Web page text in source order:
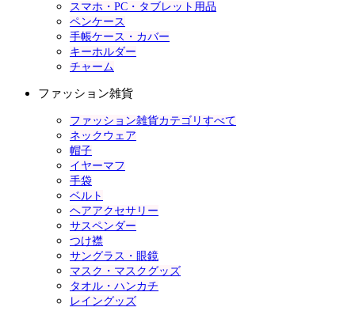
スマホ・PC・タブレット用品
ペンケース
手帳ケース・カバー
キーホルダー
チャーム
ファッション雑貨
ファッション雑貨カテゴリすべて
ネックウェア
帽子
イヤーマフ
手袋
ベルト
ヘアアクセサリー
サスペンダー
つけ襟
サングラス・眼鏡
マスク・マスクグッズ
タオル・ハンカチ
レイングッズ